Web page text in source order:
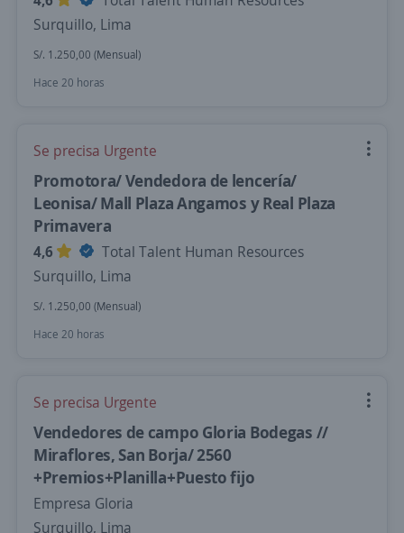
Surquillo, Lima
S/. 1.250,00 (Mensual)
Hace 20 horas
Se precisa Urgente
Promotora/ Vendedora de lencería/
Leonisa/ Mall Plaza Angamos y Real Plaza
Primavera
4,6
Total Talent Human Resources
Surquillo, Lima
S/. 1.250,00 (Mensual)
Hace 20 horas
Se precisa Urgente
Vendedores de campo Gloria Bodegas //
Miraflores, San Borja/ 2560
+Premios+Planilla+Puesto fijo
Empresa Gloria
Surquillo, Lima